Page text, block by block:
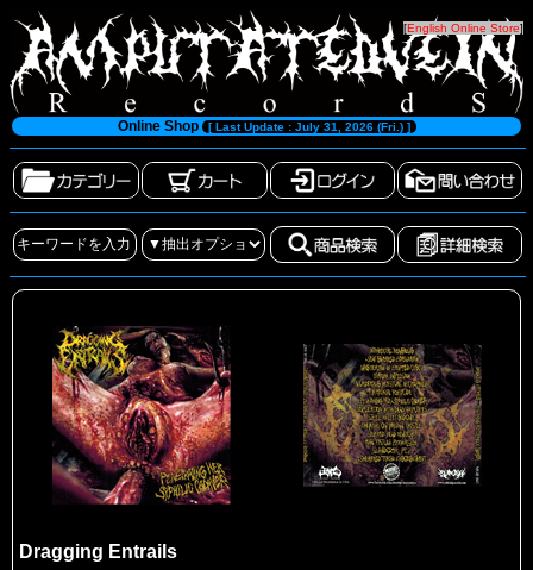
[English Online Store]
Online Shop [ Last Update : July 31, 2026 (Fri.) ]
Dragging Entrails